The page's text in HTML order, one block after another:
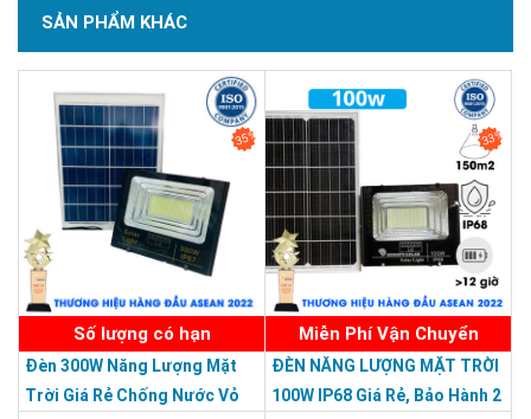
SẢN PHẨM CHẤT LƯỢNG - DỊCH VỤ TIN DÙNG LẦN VII - 2020
SẢN PHẨM KHÁC
35%
Số lượng có hạn
Đèn 300W Năng Lượng Mặt
Trời Giá Rẻ Chống Nước Vỏ
33%
Miễn Phí Vận Chuyển
ĐÈN NĂNG LƯỢNG MẶT TRỜI
100W IP68 Giá Rẻ, Bảo Hành 2